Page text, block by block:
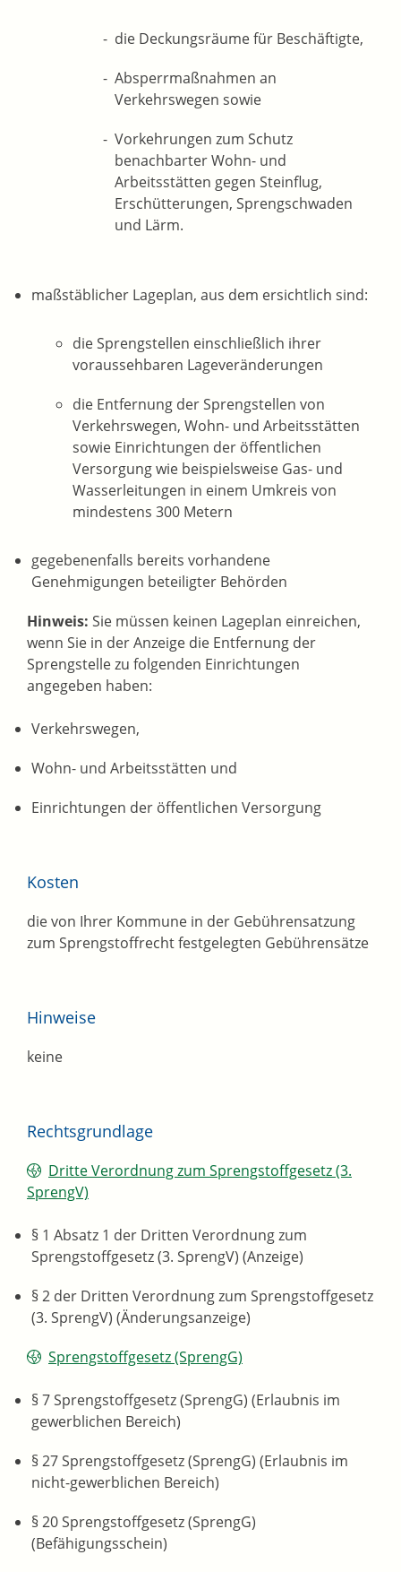
die Deckungsräume für Beschäftigte,
Absperrmaßnahmen an
Verkehrswegen sowie
Vorkehrungen zum Schutz
benachbarter Wohn- und
Arbeitsstätten gegen Steinflug,
Erschütterungen, Sprengschwaden
und Lärm.
maßstäblicher Lageplan, aus dem ersichtlich sind:
die Sprengstellen einschließlich ihrer
voraussehbaren Lageveränderungen
die Entfernung der Sprengstellen von
Verkehrswegen, Wohn- und Arbeitsstätten
sowie Einrichtungen der öffentlichen
Versorgung wie beispielsweise Gas- und
Wasserleitungen in einem Umkreis von
mindestens 300 Metern
gegebenenfalls bereits vorhandene
Genehmigungen beteiligter Behörden
Hinweis: Sie müssen keinen Lageplan einreichen,
wenn Sie in der Anzeige die Entfernung der
Sprengstelle zu folgenden Einrichtungen
angegeben haben:
Verkehrswegen,
Wohn- und Arbeitsstätten und
Einrichtungen der öffentlichen Versorgung
Kosten
die von Ihrer Kommune in der Gebührensatzung
zum Sprengstoffrecht festgelegten Gebührensätze
Hinweise
keine
Rechtsgrundlage
Dritte Verordnung zum Sprengstoffgesetz (3.
SprengV)
§ 1 Absatz 1 der Dritten Verordnung zum
Sprengstoffgesetz (3. SprengV) (Anzeige)
§ 2 der Dritten Verordnung zum Sprengstoffgesetz
(3. SprengV) (Änderungsanzeige)
Sprengstoffgesetz (SprengG)
§ 7 Sprengstoffgesetz (SprengG) (Erlaubnis im
gewerblichen Bereich)
§ 27 Sprengstoffgesetz (SprengG) (Erlaubnis im
nicht-gewerblichen Bereich)
§ 20 Sprengstoffgesetz (SprengG)
(Befähigungsschein)